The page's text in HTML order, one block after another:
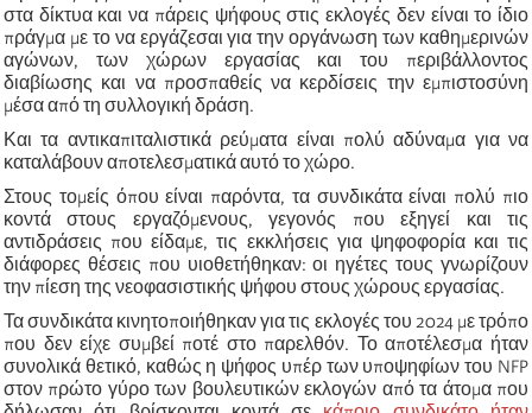
στα δίκτυα και να πάρεις ψήφους στις εκλογές δεν είναι το ίδιο
πράγμα με το να εργάζεσαι για την οργάνωση των καθημερινών
αγώνων, των χώρων εργασίας και του περιβάλλοντος
διαβίωσης και να προσπαθείς να κερδίσεις την εμπιστοσύνη
μέσα από τη συλλογική δράση.
Και τα αντικαπιταλιστικά ρεύματα είναι πολύ αδύναμα για να
καταλάβουν αποτελεσματικά αυτό το χώρο.
Στους τομείς όπου είναι παρόντα, τα συνδικάτα είναι πολύ πιο
κοντά στους εργαζόμενους, γεγονός που εξηγεί και τις
αντιδράσεις που είδαμε, τις εκκλήσεις για ψηφοφορία και τις
διάφορες θέσεις που υιοθετήθηκαν: οι ηγέτες τους γνωρίζουν
την πίεση της νεοφασιστικής ψήφου στους χώρους εργασίας.
Τα συνδικάτα κινητοποιήθηκαν για τις εκλογές του 2024 με τρόπο
που δεν είχε συμβεί ποτέ στο παρελθόν. Το αποτέλεσμα ήταν
συνολικά θετικό, καθώς η ψήφος υπέρ των υποψηφίων του NFP
στον πρώτο γύρο των βουλευτικών εκλογών από τα άτομα που